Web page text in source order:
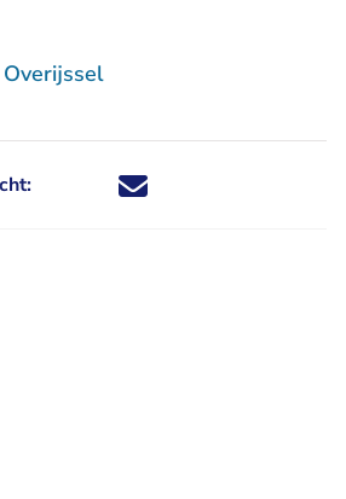
Deel dit nieuwsbericht via X -
Deel dit nieuwsbericht via
Deel dit nieuwsbericht
Deel dit